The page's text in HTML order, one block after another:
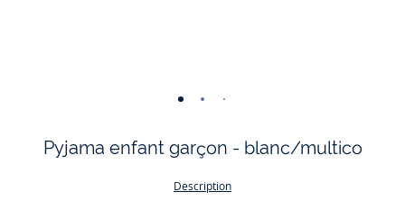
-
01 02 03 04 05
Pyjama enfant garçon - blanc/multico
Description